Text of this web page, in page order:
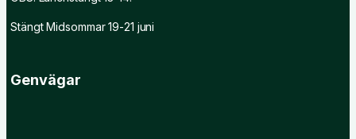
Stängt Midsommar 19-21 juni
Genvägar